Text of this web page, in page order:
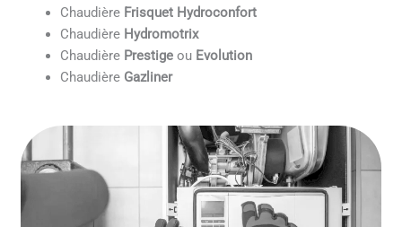
Chaudière Frisquet Hydroconfort
Chaudière Hydromotrix
Chaudière Prestige ou Evolution
Chaudière Gazliner